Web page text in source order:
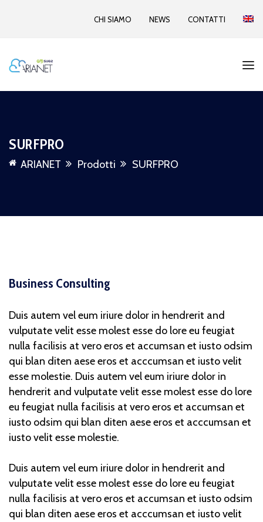
CHI SIAMO NEWS CONTATTI
SURFPRO
ARIANET Prodotti SURFPRO
Business Consulting
Duis autem vel eum iriure dolor in hendrerit and
vulputate velit esse molest esse do lore eu feugiat
nulla facilisis at vero eros et accumsan et iusto odsim
qui blan diten aese eros et acccumsan et iusto velit
esse molestie. Duis autem vel eum iriure dolor in
hendrerit and vulputate velit esse molest esse do lore
eu feugiat nulla facilisis at vero eros et accumsan et
iusto odsim qui blan diten aese eros et acccumsan et
iusto velit esse molestie.
Duis autem vel eum iriure dolor in hendrerit and
vulputate velit esse molest esse do lore eu feugiat
nulla facilisis at vero eros et accumsan et iusto odsim
qui blan diten aese eros et acccumsan et iusto velit